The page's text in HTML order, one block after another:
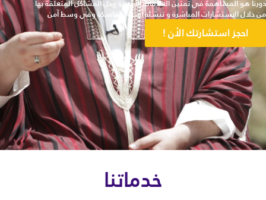
دورنا هو المساهمة في تمتين العلاقات الأسرية وحل المشاكل المتعلقة بها
من خلال الاستشارات المباشرة و تنشئة أسرة متماسكة وفي وسط آمن
احجز استشارتك الأن !
خدماتنا